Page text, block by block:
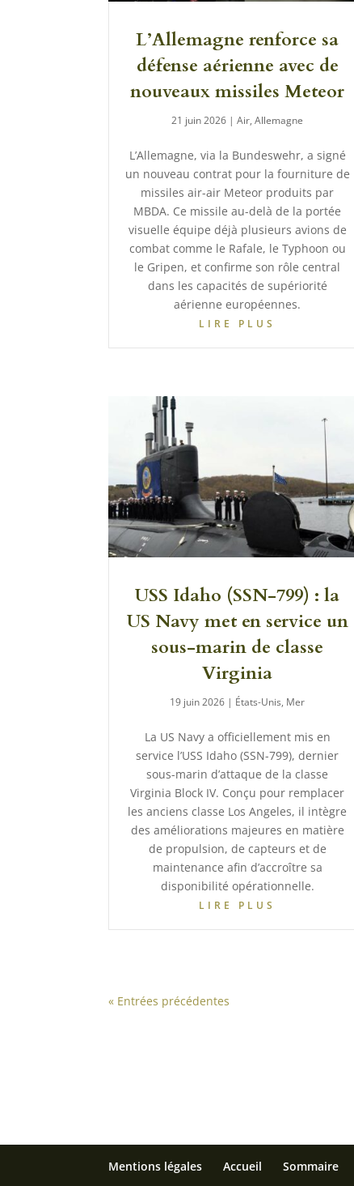
L’Allemagne renforce sa
défense aérienne avec de
nouveaux missiles Meteor
21 juin 2026 |Air,Allemagne
L’Allemagne, via la Bundeswehr, a signé
un nouveau contrat pour la fourniture de
missiles air-air Meteor produits par
MBDA. Ce missile au-delà de la portée
visuelle équipe déjà plusieurs avions de
combat comme le Rafale, le Typhoon ou
le Gripen, et confirme son rôle central
dans les capacités de supériorité
aérienne européennes.
LIRE PLUS
USS Idaho (SSN-799) : la
US Navy met en service un
sous-marin de classe
Virginia
19 juin 2026 | États-Unis, Mer
La US Navy a officiellement mis en
service l’USS Idaho (SSN-799), dernier
sous-marin d’attaque de la classe
Virginia Block IV. Conçu pour remplacer
les anciens classe Los Angeles, il intègre
des améliorations majeures en matière
de propulsion, de capteurs et de
maintenance afin d’accroître sa
disponibilité opérationnelle.
LIRE PLUS
« Entrées précédentes
Mentions légales Accueil Sommaire